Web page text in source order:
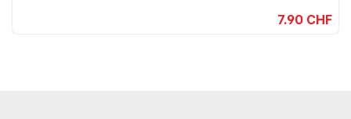
7.90 CHF